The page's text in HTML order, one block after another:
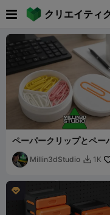
クリエイティ
ペーパークリップとペー
クリップジャー
Millin3dStudio  1K
